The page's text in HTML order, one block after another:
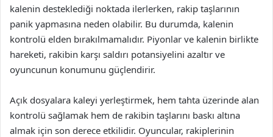
kalenin desteklediği noktada ilerlerken, rakip taşlarının
panik yapmasına neden olabilir. Bu durumda, kalenin
kontrolü elden bırakılmamalıdır. Piyonlar ve kalenin birlikte
hareketi, rakibin karşı saldırı potansiyelini azaltır ve
oyuncunun konumunu güçlendirir.
Açık dosyalara kaleyi yerleştirmek, hem tahta üzerinde alan
kontrolü sağlamak hem de rakibin taşlarını baskı altına
almak için son derece etkilidir. Oyuncular, rakiplerinin